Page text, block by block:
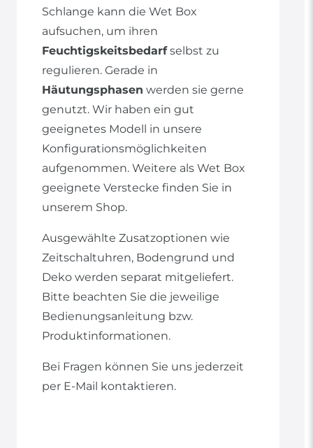
Schlange kann die Wet Box
aufsuchen, um ihren
Feuchtigskeitsbedarfselbst zu
regulieren. Gerade in
Häutungsphasen werden sie gerne
genutzt. Wir haben ein gut
geeignetes Modell in unsere
Konfigurationsmöglichkeiten
aufgenommen. Weitere als Wet Box
geeignete Verstecke finden Sie in
unserem Shop.
Ausgewählte Zusatzoptionen wie
Zeitschaltuhren, Bodengrund und
Deko werden separat mitgeliefert.
Bitte beachten Sie die jeweilige
Bedienungsanleitung bzw.
Produktinformationen.
Bei Fragen können Sie uns jederzeit
per E-Mail kontaktieren.